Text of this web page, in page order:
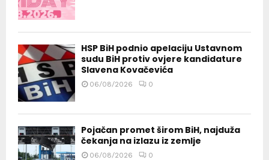
HSP BiH podnio apelaciju Ustavnom
sudu BiH protiv ovjere kandidature
Slavena Kovačevića
06/08/2026 0
Pojačan promet širom BiH, najduža
čekanja na izlazu iz zemlje
06/08/2026 0